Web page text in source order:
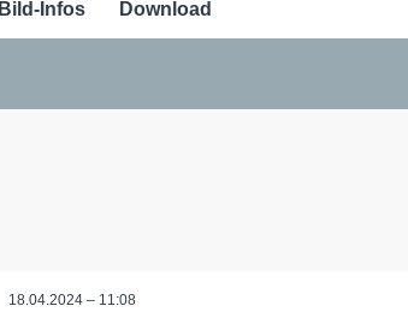
Bild-Infos Download
18.04.2024 – 11:08